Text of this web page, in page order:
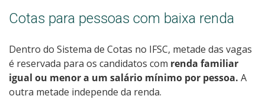
Cotas para pessoas com baixa renda
Dentro do Sistema de Cotas no IFSC, metade das vagas
é reservada para os candidatos com renda familiar
igual ou menor a um salário mínimo por pessoa. A
outra metade independe da renda.